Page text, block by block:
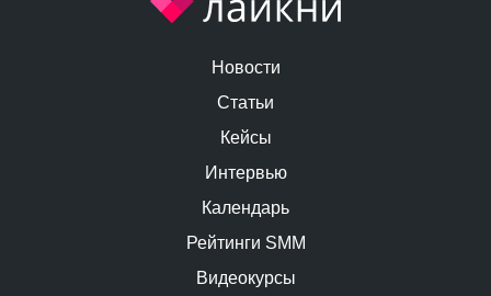
Новости
Статьи
Кейсы
Интервью
Календарь
Рейтинги SMM
Видеокурсы